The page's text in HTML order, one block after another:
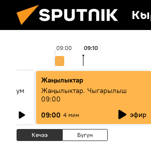
09:00 09:10
бум
Жаңылыктар
Жаңылыктар. Чыгарылыш
09:00
09:00 4 мин эфир
Кечээ Бүгүн